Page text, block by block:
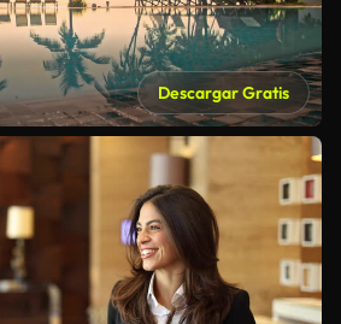
Descargar Gratis